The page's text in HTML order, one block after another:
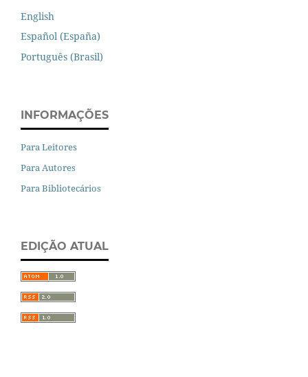
English
Español (España)
Português (Brasil)
INFORMAÇÕES
Para Leitores
Para Autores
Para Bibliotecários
EDIÇÃO ATUAL